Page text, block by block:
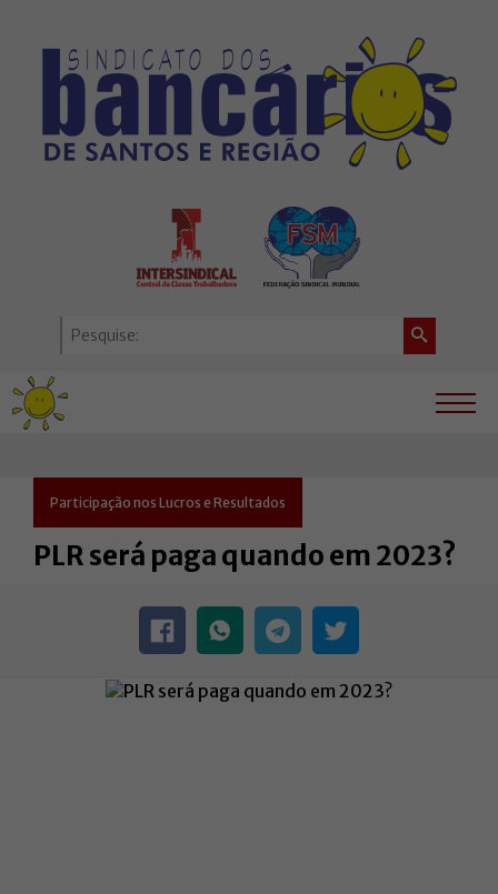
Participação nos Lucros e Resultados
PLR será paga quando em 2023?